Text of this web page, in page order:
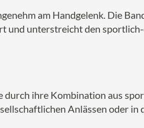
am Handgelenk. Die
und unterstreicht den
ihre Kombination aus
Anlässen oder in